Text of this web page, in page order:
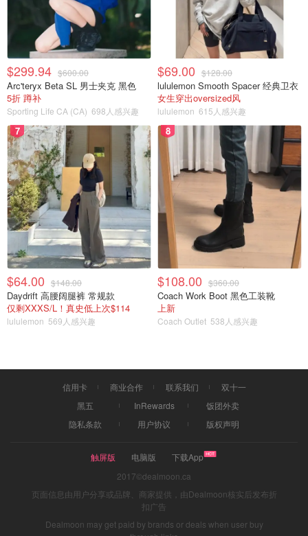
$299.94 $600.00
Arc'teryx Beta SL 男士夹克 黑色
5折 蹲补
Sporting Life CA (CA) 698人感兴趣
$69.00 $128.00
lululemon Smooth Spacer 经典卫衣
女生穿出oversized风
lululemon 615人感兴趣
7
$64.00 $148.00
Daydrift 高腰阔腿裤 常规款
仅剩XXXS/L！真史低上次$114
lululemon 569人感兴趣
8
$108.00 $360.00
Coach Work Boot 黑色工装靴
上新
Coach Outlet 538人感兴趣
信用卡 商业合作 联系我们
双十一
黑五
InRewards
饭团外卖
隐私条款
用户协议 版权声明
触屏版 电脑版
下载App
2017©dealmoon.ca
页面信息由用户分享或品牌、商家提供，由Dealmoon核实后发布折
扣广告
Dealmoon may get paid by brands or deals when user buy